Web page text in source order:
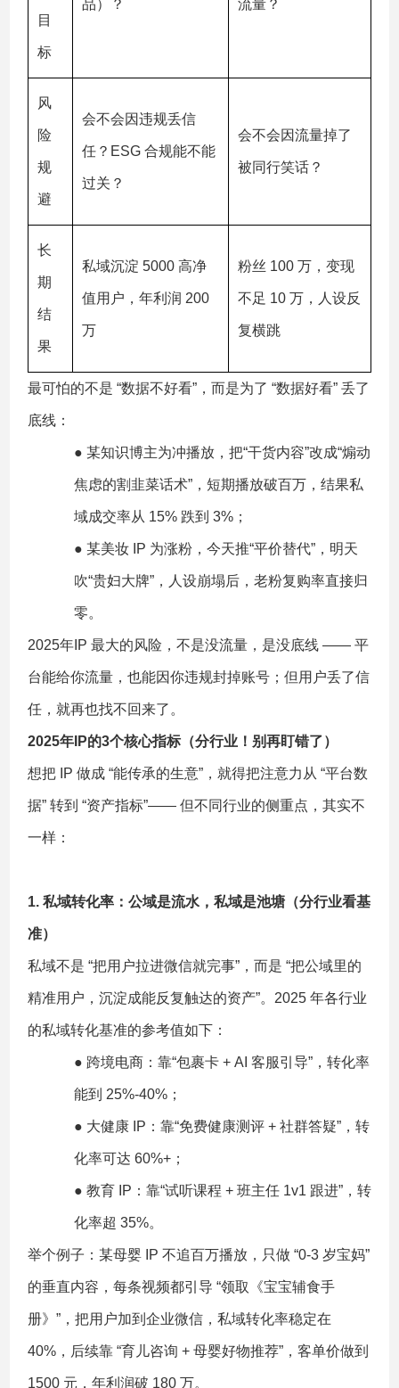
目
标
品）？ 流量？
风
险
规
避
会不会因违规丢信
任？ESG 合规能不能
过关？
会不会因流量掉了
被同行笑话？
长
期
结
果
私域沉淀 5000 高净
值用户，年利润 200
万
粉丝 100 万，变现
不足 10 万，人设反
复横跳
最可怕的不是 “数据不好看”，而是为了 “数据好看” 丢了
底线：
● 某知识博主为冲播放，把“干货内容”改成“煽动
焦虑的割韭菜话术”，短期播放破百万，结果私
域成交率从 15% 跌到 3%；
● 某美妆 IP 为涨粉，今天推“平价替代”，明天
吹“贵妇大牌”，人设崩塌后，老粉复购率直接归
零。
2025年IP 最大的风险，不是没流量，是没底线 —— 平
台能给你流量，也能因你违规封掉账号；但用户丢了信
任，就再也找不回来了。
2025年IP的3个核心指标（分行业！别再盯错了）
想把 IP 做成 “能传承的生意”，就得把注意力从 “平台数
据” 转到 “资产指标”—— 但不同行业的侧重点，其实不
一样：
1. 私域转化率：公域是流水，私域是池塘（分行业看基
准）
私域不是 “把用户拉进微信就完事”，而是 “把公域里的
精准用户，沉淀成能反复触达的资产”。2025 年各行业
的私域转化基准的参考值如下：
● 跨境电商：靠“包裹卡 + AI 客服引导”，转化率
能到 25%-40%；
● 大健康 IP：靠“免费健康测评 + 社群答疑”，转
化率可达 60%+；
● 教育 IP：靠“试听课程 + 班主任 1v1 跟进”，转
化率超 35%。
举个例子：某母婴 IP 不追百万播放，只做 “0-3 岁宝妈”
的垂直内容，每条视频都引导 “领取《宝宝辅食手
册》”，把用户加到企业微信，私域转化率稳定在
40%，后续靠 “育儿咨询 + 母婴好物推荐”，客单价做到
1500 元，年利润破 180 万。